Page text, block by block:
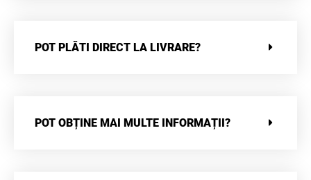
POT PLĂTI DIRECT LA LIVRARE?
POT OBȚINE MAI MULTE INFORMAȚII?